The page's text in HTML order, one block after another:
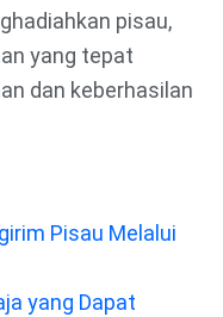
pisau,
yang tepat
dan keberhasilan
Pisau Melalui
yang Dapat